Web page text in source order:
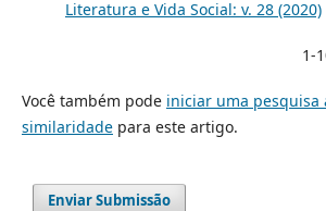
Literatura e Vida Social: v. 28 (2020)
1-
Você também pode iniciar uma pesquisa
similaridadepara este artigo.
Enviar Submissão